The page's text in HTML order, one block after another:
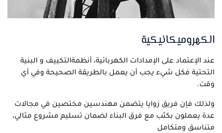
الكهروميكانيكية
عند الإعتماد على الإمدادات الكهربائية، أنظمةالتكييف و البنية
التحتية فكل شيء يجب أن يعمل بالطريقة الصحيحة وفي أي
وقت.
ولذلك فإن فريق زوايا يتضمن مهندسين مختصين في مجالات
عدة يعملون بكثب مع فرق البناء لضمان تسليم مشروع مثالي،
متناسق ومتكامل